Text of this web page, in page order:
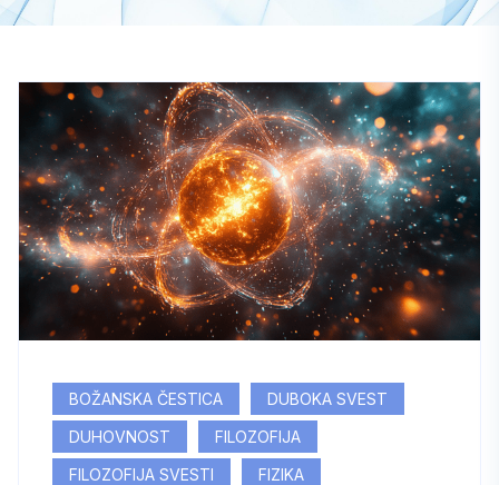
BOŽANSKA ČESTICA
DUBOKA SVEST
DUHOVNOST
FILOZOFIJA
FILOZOFIJA SVESTI
FIZIKA